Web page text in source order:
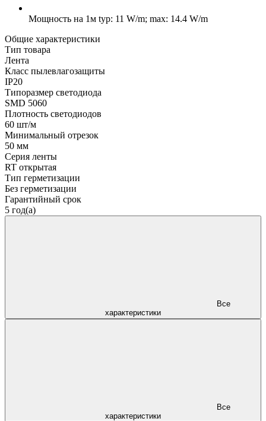
Мощность на 1м typ: 11 W/m; max: 14.4 W/m
Общие характеристики
Тип товара
Лента
Класс пылевлагозащиты
IP20
Типоразмер светодиода
SMD 5060
Плотность светодиодов
60 шт/м
Минимальный отрезок
50 мм
Серия ленты
RT открытая
Тип герметизации
Без герметизации
Гарантийный срок
5 год(а)
характеристики
характеристики